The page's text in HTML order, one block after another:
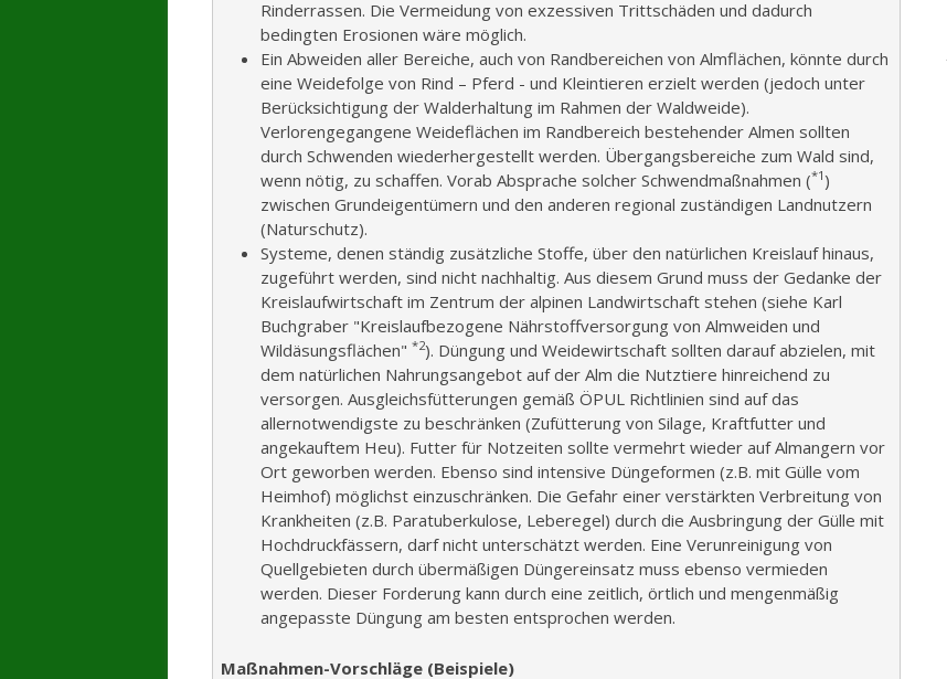
Rinderrassen. Die Vermeidung von exzessiven Trittschäden und dadurch
bedingten Erosionen wäre möglich.
Ein Abweiden aller Bereiche, auch von Randbereichen von Almflächen, könnte durch
eine Weidefolge von Rind – Pferd - und Kleintieren erzielt werden (jedoch unter
Berücksichtigung der Walderhaltung im Rahmen der Waldweide).
Verlorengegangene Weideflächen im Randbereich bestehender Almen sollten
durch Schwenden wiederhergestellt werden. Übergangsbereiche zum Wald sind,
wenn nötig, zu schaffen. Vorab Absprache solcher Schwendmaßnahmen (*1 )
zwischen Grundeigentümern und den anderen regional zuständigen Landnutzern
(Naturschutz).
Systeme, denen ständig zusätzliche Stoffe, über den natürlichen Kreislauf hinaus,
zugeführt werden, sind nicht nachhaltig. Aus diesem Grund muss der Gedanke der
Kreislaufwirtschaft im Zentrum der alpinen Landwirtschaft stehen (siehe Karl
Buchgraber "Kreislaufbezogene Nährstoffversorgung von Almweiden und
Wildäsungsflächen" *2). Düngung und Weidewirtschaft sollten darauf abzielen, mit
dem natürlichen Nahrungsangebot auf der Alm die Nutztiere hinreichend zu
versorgen. Ausgleichsfütterungen gemäß ÖPUL Richtlinien sind auf das
allernotwendigste zu beschränken (Zufütterung von Silage, Kraftfutter und
angekauftem Heu). Futter für Notzeiten sollte vermehrt wieder auf Almangern vor
Ort geworben werden. Ebenso sind intensive Düngeformen (z.B. mit Gülle vom
Heimhof) möglichst einzuschränken. Die Gefahr einer verstärkten Verbreitung von
Krankheiten (z.B. Paratuberkulose, Leberegel) durch die Ausbringung der Gülle mit
Hochdruckfässern, darf nicht unterschätzt werden. Eine Verunreinigung von
Quellgebieten durch übermäßigen Düngereinsatz muss ebenso vermieden
werden. Dieser Forderung kann durch eine zeitlich, örtlich und mengenmäßig
angepasste Düngung am besten entsprochen werden.
Maßnahmen-Vorschläge (Beispiele)